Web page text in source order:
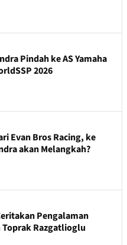
Pindah ke AS Yamaha
2026
Evan Bros Racing, ke
akan Melangkah?
Pengalaman
Razgatlioglu